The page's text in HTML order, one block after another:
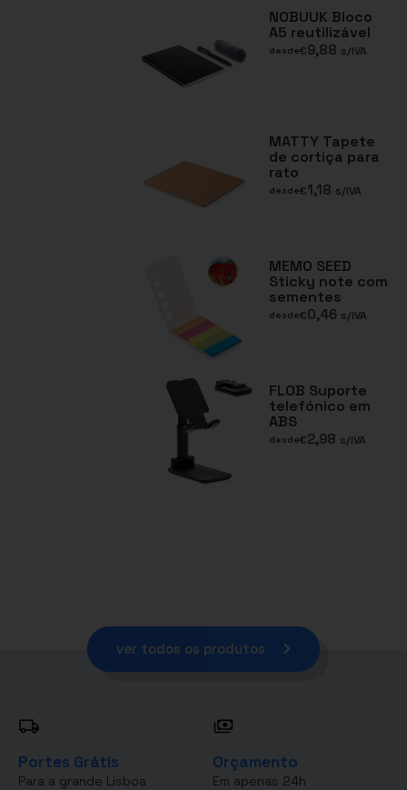
NOBUUK Bloco
A5 reutilizável
desde€9,88 s/IVA
MATTY Tapete
de cortiça para
rato
desde€1,18 s/IVA
MEMO SEED
Sticky note com
sementes
desde€0,46 s/IVA
FLOB Suporte
telefónico em
ABS
desde€2,98 s/IVA
ver todos os produtos
Portes Grátis
Para a grande Lisboa
Orçamento
Em apenas 24h